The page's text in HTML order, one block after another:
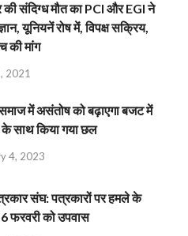
की संदिग्ध मौत का PCI और EGI ने
यूनियनें रोष में, विपक्ष सक्रिय,
की मांग
2021
में असंतोष को बढ़ाएगा बजट में
के साथ किया गया छल
4, 2023
संघ: पत्रकारों पर हमले के
फरवरी को उपवास